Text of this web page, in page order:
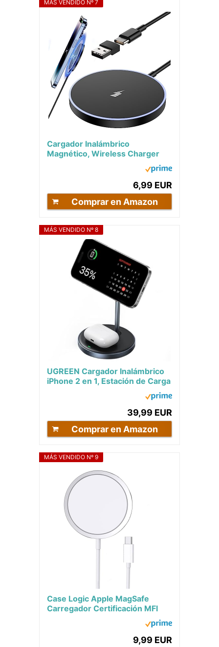
MÁS VENDIDO Nº 7
Cargador Inalámbrico
Magnético, Wireless Charger
Compatible con Magsafe...
6,99 EUR
Comprar en Amazon
MÁS VENDIDO Nº 8
UGREEN Cargador Inalámbrico
iPhone 2 en 1, Estación de Carga
39,99 EUR
Comprar en Amazon
MÁS VENDIDO Nº 9
Case Logic Apple MagSafe
Carregador Certificación MFI
9,99 EUR